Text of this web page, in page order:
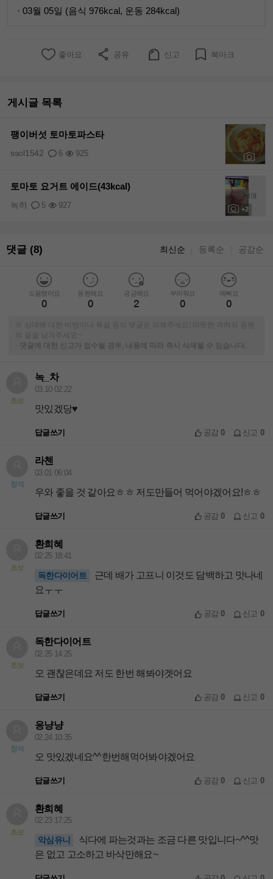
· 03월 05일 (음식 976kcal, 운동 284kcal)
좋아요 공유 신고 북마크
게시글 목록
팽이버섯 토마토파스타
6 925
ssol1542
+2
토마토 요거트 에이드(43kcal)
5 927
녹하
댓글 (8) 최신순 등록순 공감순
도움됐어요
0
응원해요
0
궁금해요
2
부러워요
0
예뻐요
0
※ 상대에 대한 비방이나 욕설 등의 댓글은 피해주세요! 따뜻한 격려와 응원
-
댓글에 대한 신고가 접수될 경우, 내용에 따라 즉시 삭제될 수 있습니다.
초보
녹_차
03.10 02:22
맛있겠당♥
답글쓰기 공감0 신고 0
정석
라첸
03.01 06:04
우와 좋을 것 같아요ㅎㅎ 저도만들어 먹어야겠어요!ㅎㅎ
답글쓰기 공감0 신고 0
초보
환희혜
02.25 18:41
독한다이어트
근데 배가 고프니 이것도 담백하고 맛나네
요ㅜㅜ
답글쓰기 공감0 신고 0
초보
독한다이어트
02.25 14:25
오 괜찮은데요 저도 한번 해봐야겟어요
답글쓰기 공감0 신고 0
정석
응냥냥
02.24 10:35
오 맛있겠네요^^한번해먹어봐야겠어요
답글쓰기 공감0 신고 0
초보
환희혜
02.23 17:25
악심유니
식다에 파는것과는 조금 다른 맛입니다~^^맛
은 없고 고소하고 바삭만해요~